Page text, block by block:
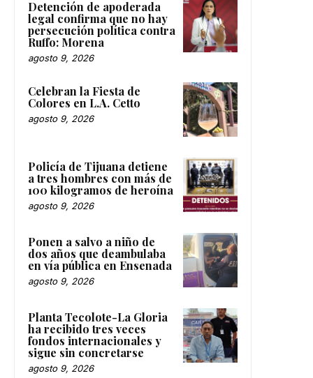
Detención de apoderada
legal confirma que no hay
persecución política contra
Ruffo: Morena
agosto 9, 2026
Celebran la Fiesta de
Colores en L.A. Cetto
agosto 9, 2026
Policía de Tijuana detiene
a tres hombres con más de
100 kilogramos de heroína
agosto 9, 2026
Ponen a salvo a niño de
dos años que deambulaba
en vía pública en Ensenada
agosto 9, 2026
Planta Tecolote-La Gloria
ha recibido tres veces
fondos internacionales y
sigue sin concretarse
agosto 9, 2026